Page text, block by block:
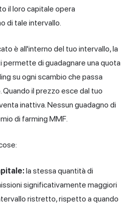
il loro capitale opera
di tale intervallo.
è all'interno del tuo intervallo, la
permette di guadagnare una quota
su ogni scambio che passa
il prezzo esce dal tuo
inattiva. Nessun guadagno di
di farming MMF.
la stessa quantità di
significativamente maggiori
ristretto, rispetto a quando